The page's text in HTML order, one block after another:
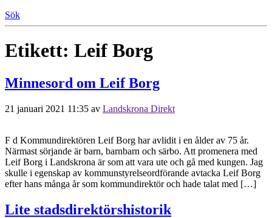
Sök
Etikett: Leif Borg
Minnesord om Leif Borg
21 januari 2021 11:35 av Landskrona Direkt
F d Kommundirektören Leif Borg har avlidit i en ålder av 75 år.
Närmast sörjande är barn, barnbarn och särbo. Att promenera med
Leif Borg i Landskrona är som att vara ute och gå med kungen. Jag
skulle i egenskap av kommunstyrelseordförande avtacka Leif Borg
efter hans många år som kommundirektör och hade talat med […]
Lite stadsdirektörshistorik